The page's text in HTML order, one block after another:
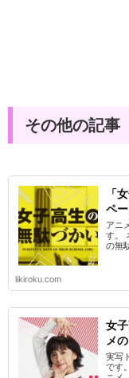
その他の記事
「
ペ
アニ
す。
の無
likiroku.com
女
メ
実写
です